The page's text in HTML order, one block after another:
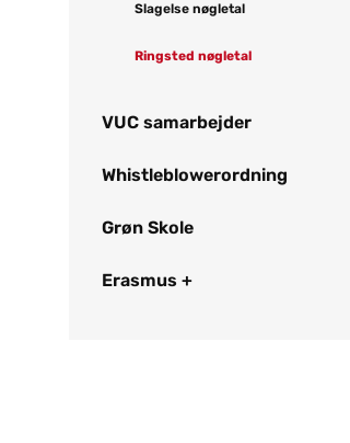
Slagelse nøgletal
Ringsted nøgletal
VUC samarbejder
Whistleblowerordning
Grøn Skole
Erasmus +